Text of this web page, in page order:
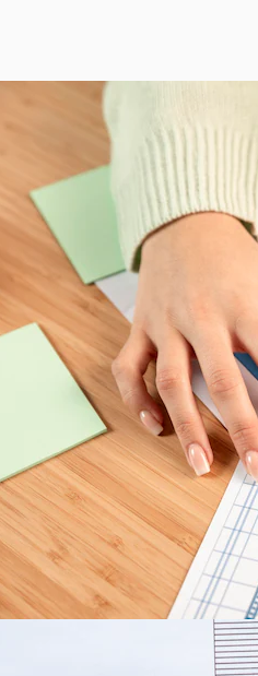
Nền tảng sáng tạo giúp bạn làm
tác phẩm xuất sắc nhất. Hơn 1
đăng ký đến từ các nhà sáng
nghiệp, agency và studio.
Tiếng Việt